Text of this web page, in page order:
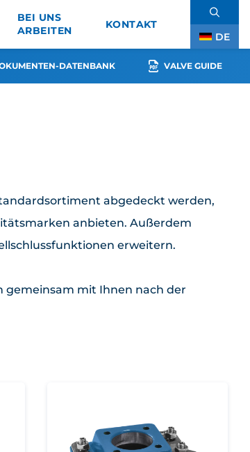
Somas Servicepaket
BEI UNS
ARBEITEN
KONTAKT
DE
SV
EN
FR
DATENBANK VALVE GUIDE
abgedeckt werden,
anbieten. Außerdem
erweitern.
gemeinsam mit Ihnen nach der